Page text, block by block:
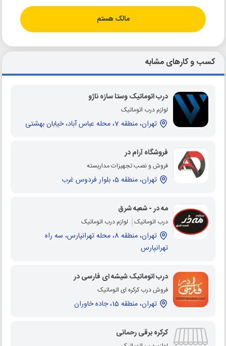
مالک هستم
کسب و کارهای مشابه
درب اتوماتیک وستا سازه ناژو
لوازم درب اتوماتیک
تهران، منطقه 7، محله عباس آباد، خیابان بهشتی
فروشگاه آرام در
فروش و نصب تجهیزات مداربسته
تهران، منطقه 5، بلوار فردوس غرب
مه در - شعبه شرق
درب اتوماتیک لوازم درب اتوماتیک
تهران، منطقه 8، محله تهرانپارس، سه راه
تهرانپارس
درب اتوماتیک شیشه ای فارسی در
فروش درب کرکره ای اتوماتیک
تهران، منطقه 15، جاده خاوران
کرکره برقی رحمانی